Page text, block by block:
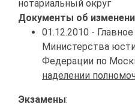
нотариальный округ
Документы об
01.12.2010 -
Министерства
Федерации по
наделении
Экзамены: